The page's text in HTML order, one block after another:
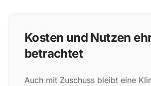
Kosten und Nutzen
betrachtet
Auch mit Zuschuss bleibt eine